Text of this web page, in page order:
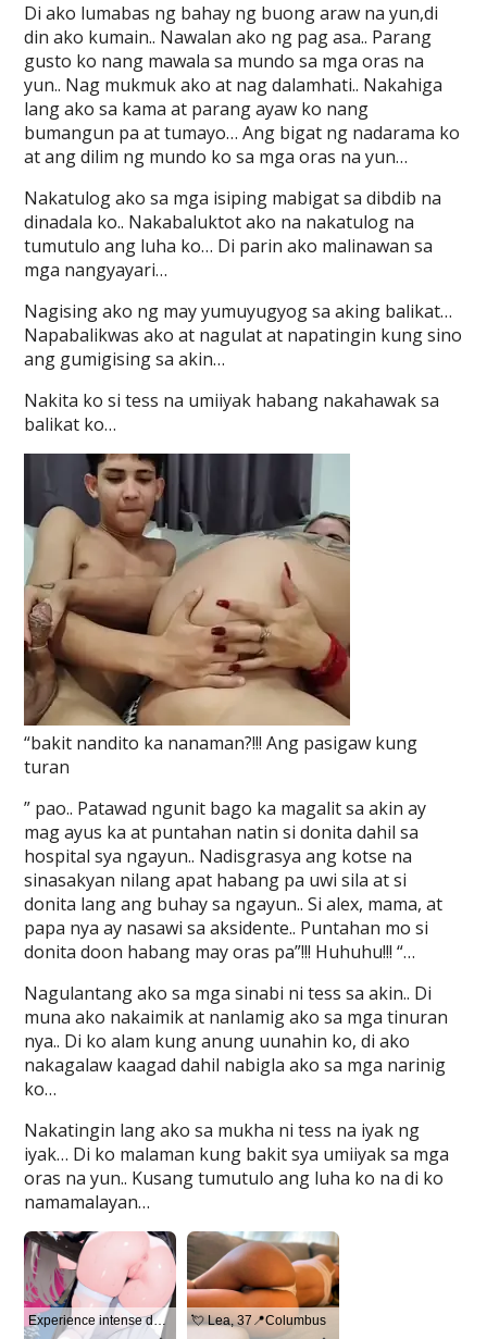
Di ako lumabas ng bahay ng buong araw na yun,di
din ako kumain.. Nawalan ako ng pag asa.. Parang
gusto ko nang mawala sa mundo sa mga oras na
yun.. Nag mukmuk ako at nag dalamhati.. Nakahiga
lang ako sa kama at parang ayaw ko nang
bumangun pa at tumayo… Ang bigat ng nadarama ko
at ang dilim ng mundo ko sa mga oras na yun…
Nakatulog ako sa mga isiping mabigat sa dibdib na
dinadala ko.. Nakabaluktot ako na nakatulog na
tumutulo ang luha ko… Di parin ako malinawan sa
mga nangyayari…
Nagising ako ng may yumuyugyog sa aking balikat…
Napabalikwas ako at nagulat at napatingin kung sino
ang gumigising sa akin…
Nakita ko si tess na umiiyak habang nakahawak sa
balikat ko…
“bakit nandito ka nanaman?!!! Ang pasigaw kung
turan
” pao.. Patawad ngunit bago ka magalit sa akin ay
mag ayus ka at puntahan natin si donita dahil sa
hospital sya ngayun.. Nadisgrasya ang kotse na
sinasakyan nilang apat habang pa uwi sila at si
donita lang ang buhay sa ngayun.. Si alex, mama, at
papa nya ay nasawi sa aksidente.. Puntahan mo si
donita doon habang may oras pa”!!! Huhuhu!!! “…
Nagulantang ako sa mga sinabi ni tess sa akin.. Di
muna ako nakaimik at nanlamig ako sa mga tinuran
nya.. Di ko alam kung anung uunahin ko, di ako
nakagalaw kaagad dahil nabigla ako sa mga narinig
ko…
Nakatingin lang ako sa mukha ni tess na iyak ng
iyak… Di ko malaman kung bakit sya umiiyak sa mga
oras na yun.. Kusang tumutulo ang luha ko na di ko
namamalayan…